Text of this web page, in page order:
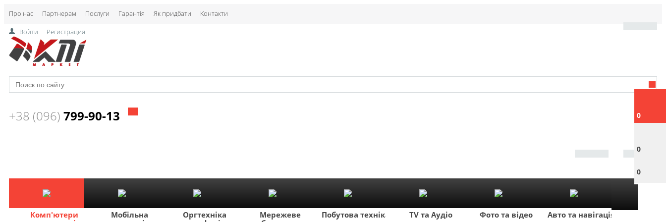
Про нас Партнерам Послуги Гарантія Як придбати Контакти
0
0
0
Войти Регистрация
+38 (096) 799-90-13
Комп'ютери
Мобільна
Оргтехніка
Мережеве
Побутова техніка TV та Аудіо Фото та відео Авто та навігація